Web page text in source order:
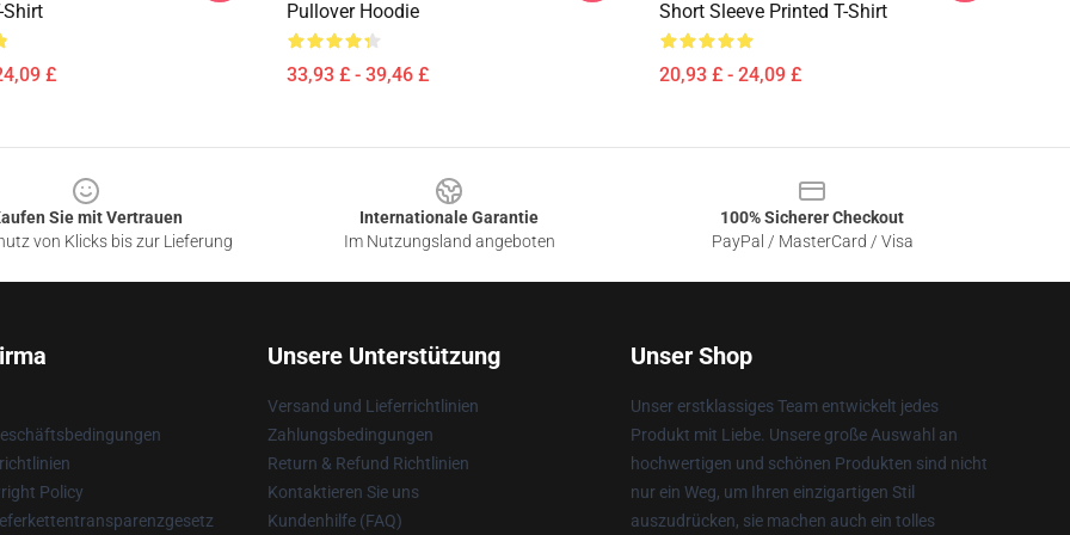
Shirt
£
Pullover Hoodie
33,93 £ - 39,46 £
Short Sleeve Printed T-Shirt
20,93 £ - 24,09 £
Sie mit Vertrauen
von Klicks bis zur Lieferung
Internationale Garantie
Im Nutzungsland angeboten
100% Sicherer Checkout
PayPal / MasterCard / Visa
Policy
Unsere Unterstützung
Versand und Lieferrichtlinien
Zahlungsbedingungen
Return & Refund Richtlinien
Kontaktieren Sie uns
Kundenhilfe (FAQ)
Unser Shop
Unser erstklassiges Team entwickelt jedes
Produkt mit Liebe. Unsere große Auswahl an
hochwertigen und schönen Produkten sind nicht
nur ein Weg, um Ihren einzigartigen Stil
auszudrücken, sie machen auch ein tolles